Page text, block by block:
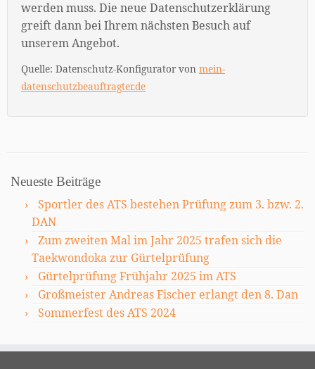
werden muss. Die neue Datenschutzerklärung
greift dann bei Ihrem nächsten Besuch auf
unserem Angebot.
Quelle: Datenschutz-Konfigurator von mein-
datenschutzbeauftragter.de
Neueste Beiträge
Sportler des ATS bestehen Prüfung zum 3. bzw. 2.
DAN
Zum zweiten Mal im Jahr 2025 trafen sich die
Taekwondoka zur Gürtelprüfung
Gürtelprüfung Frühjahr 2025 im ATS
Großmeister Andreas Fischer erlangt den 8. Dan
Sommerfest des ATS 2024